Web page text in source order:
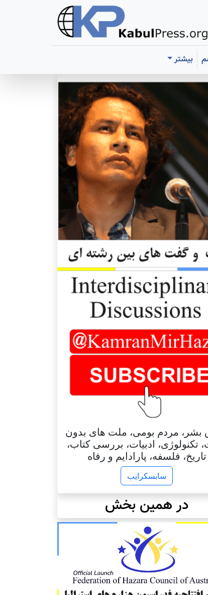
بیشتر
بشر، مردم بومی، ملت های بدون
تکنولوژی، ادبیات، بررسی کتاب،
تاریخ، فلسفه، پارادایم و رفاه
سابسکرایب
در همین بخش